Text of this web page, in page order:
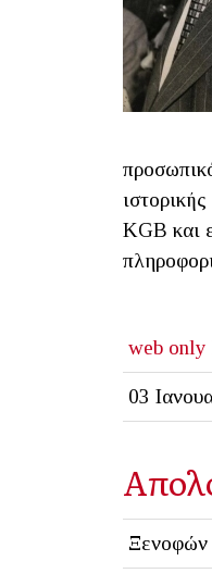
KGB και
web only
03
Ξενοφών